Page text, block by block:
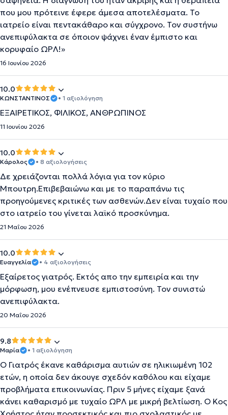
που μου πρότεινε έφερε άμεσα αποτελέσματα. Το
ιατρείο είναι πεντακάθαρο και σύγχρονο. Τον συστήνω
ανεπιφύλακτα σε όποιον ψάχνει έναν έμπιστο και
κορυφαίο ΩΡΛ!»
16 Ιουνίου 2026
10.0
ΚΩΝΣΤΑΝΤΙΝΟΣ • 1 αξιολόγηση
ΕΞΑΙΡΕΤΙΚΟΣ, ΦΙΛΙΚΟΣ, ΑΝΘΡΩΠΙΝΟΣ
11 Ιουνίου 2026
10.0
Κάρολος • 8 αξιολογήσεις
Δε χρειάζονται πολλά λόγια για τον κύριο
Μπουτρη.Επιβεβαιώνω και με το παραπάνω τις
προηγούμενες κριτικές των ασθενών.Δεν είναι τυχαίο που
στο ιατρείο του γίνεται λαϊκό προσκύνημα.
21 Μαΐου 2026
10.0
Ευαγγελία • 4 αξιολογήσεις
Εξαίρετος γιατρός. Εκτός απο την εμπειρία και την
μόρφωση, μου ενέπνευσε εμπιστοσύνη. Τον συνιστώ
ανεπιφύλακτα.
20 Μαΐου 2026
9.8
Μαρία • 1 αξιολόγηση
Ο Γιατρός έκανε καθάρισμα αυτιών σε ηλικιωμένη 102
ετών, η οποία δεν άκουγε σχεδόν καθόλου και είχαμε
προβλήματα επικοινωνίας. Πριν 5 μήνες είχαμε ξανά
κάνει καθαρισμό με τυχαίο ΩΡΛ με μικρή βελτίωση. Ο Κος